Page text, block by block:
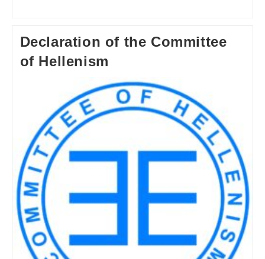
Declaration of the Committee
of Hellenism